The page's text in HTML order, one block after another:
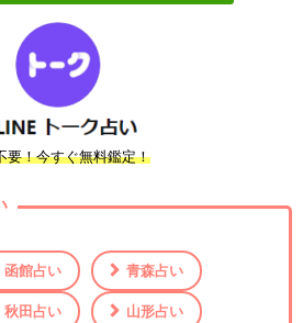
要！今すぐ無料鑑定！
函館占い 青森占い
秋田占い 山形占い